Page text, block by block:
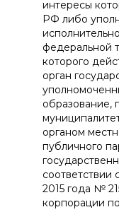
интересы
РФ либо
федеральной
которого
орган
образование,
органом
публичного
2015 года №
корпорации